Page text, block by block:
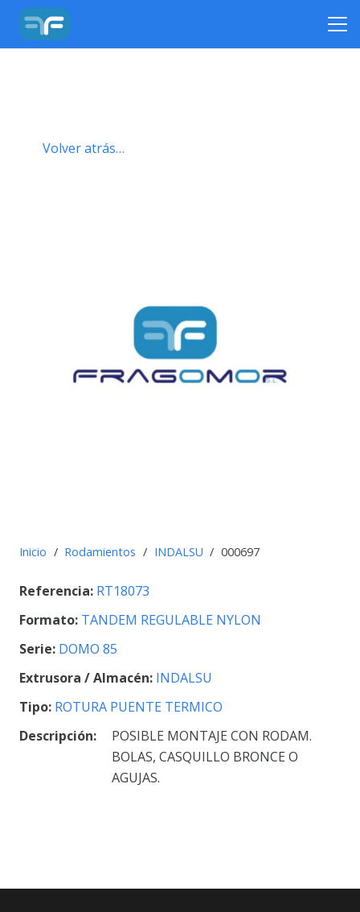
Volver atrás…
Inicio / Rodamientos / INDALSU / 000697
Referencia: RT18073
Formato: TANDEM REGULABLE NYLON
Serie: DOMO 85
Extrusora / Almacén: INDALSU
Tipo: ROTURA PUENTE TERMICO
Descripción:
POSIBLE MONTAJE CON RODAM.
BOLAS, CASQUILLO BRONCE O
AGUJAS.